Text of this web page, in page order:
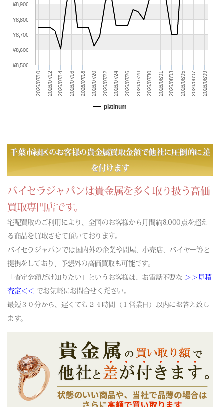
(06/28) 買取相場更新 GOLD(±0)PLATINUM(±0)
(06/27) 買取相場更新 GOLD(±0)PLATINUM(±0)
(06/26) 買取相場更新 GOLD(+181)PLATINUM(+95)
(06/25) 買取相場更新 GOLD(
(06/23) 買取相場更新 GOLD(
+91 )PLATINUM( +10
)
(06/22) 買取相場更新 GOLD(
-72 )PLATINUM( -87
(06/21) 買取相場更新 GOLD(±0)PLATINUM(±0)
(06/20) 買取相場更新 GOLD(±0)PLATINUM(±0)
(06/17) 買取相場更新 GOLD(+172)PLATINUM(+275 )
+79
(06/15) 買取相場更新 GOLD(+675)PLATINUM(+232)
(06/14) 買取相場更新 GOLD(±0)PLATINUM(±0)
(06/12) 買取相場更新 GOLD(
(06/11) 買取相場更新 GOLD(-410)PLATINUM( -264)
(06/10) 買取相場更新 GOLD( -819 )PLATINUM(
(06/09) 買取相場更新 GOLD(-30)PLATINUM(-118)
(06/08) 買取相場更新 GOLD(-821)PLATINUM(-632
(06/07) 買取相場更新 GOLD(±0)PLATINUM(±0)
(06/06) 買取相場更新 GOLD(±0)PLATINUM(±0)
(06/05) 買取相場更新 GOLD( +96)PLATINUM(+117)
(06/02) 買取相場更新 GOLD(
-231 )PLATINUM(
(06/01) 買取相場更新 GOLD(
+228)PLATINUM(+84)
(05/31) 買取相場更新 GOLD(±0)PLATINUM(±0)
(05/30) 買取相場更新 GOLD(±0)PLATINUM(±0)
(05/29) 買取相場更新 GOLD(+521 )PLATINUM(-26)
(05/28) 買取相場更新 GOLD(-634)PLATINUM(-190)
platinum
2026/07/10 2026/07/12 2026/07/14 2026/07/16 2026/07/18 2026/07/20 2026/07/22 2026/07/24 2026/07/26 2026/07/28 2026/07/30 2026/08/01 2026/08/03 2026/08/05 2026/08/07 2026/08/09
¥8,500
¥8,600
¥8,700
¥8,800
¥8,900
千葉市緑区のお客様の貴金属買取金額で他社に圧倒的に差
を付けます
バイセラジャパンは貴金属を多く取り扱う高価
買取専門店です。
宅配買取のご利用により、全国のお客様から月間約8,000点を超え
る商品を買取させて頂いております。
バイセラジャパンでは国内外の企業や問屋、小売店、バイヤー等と
提携をしており、予想外の高価買取も可能です。
「査定金額だけ知りたい」というお客様は、お電話不要な ＞＞見積
査定＜＜ でお気軽にお問合せください。
最短３０分から、遅くても２４時間（１営業日）以内にお答え致し
ます。